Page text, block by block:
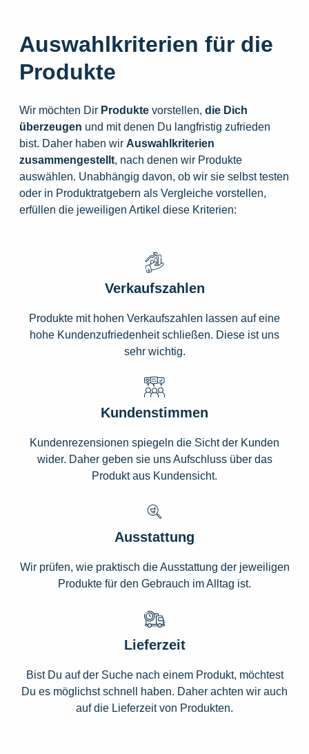
Auswahlkriterien für die
Produkte
Wir möchten Dir Produkte vorstellen, die Dich
überzeugen und mit denen Du langfristig zufrieden
bist. Daher haben wir Auswahlkriterien
zusammengestellt, nach denen wir Produkte
auswählen. Unabhängig davon, ob wir sie selbst testen
oder in Produktratgebern als Vergleiche vorstellen,
erfüllen die jeweiligen Artikel diese Kriterien:
Verkaufszahlen
Produkte mit hohen Verkaufszahlen lassen auf eine
hohe Kundenzufriedenheit schließen. Diese ist uns
sehr wichtig.
Kundenstimmen
Kundenrezensionen spiegeln die Sicht der Kunden
wider. Daher geben sie uns Aufschluss über das
Produkt aus Kundensicht.
Ausstattung
Wir prüfen, wie praktisch die Ausstattung der jeweiligen
Produkte für den Gebrauch im Alltag ist.
Lieferzeit
Bist Du auf der Suche nach einem Produkt, möchtest
Du es möglichst schnell haben. Daher achten wir auch
auf die Lieferzeit von Produkten.